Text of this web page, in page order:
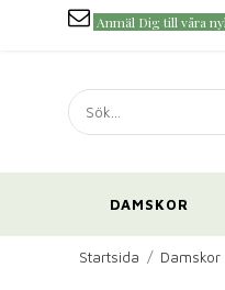
Anmäl Dig till våra
DAMSKOR
Startsida / Damskor